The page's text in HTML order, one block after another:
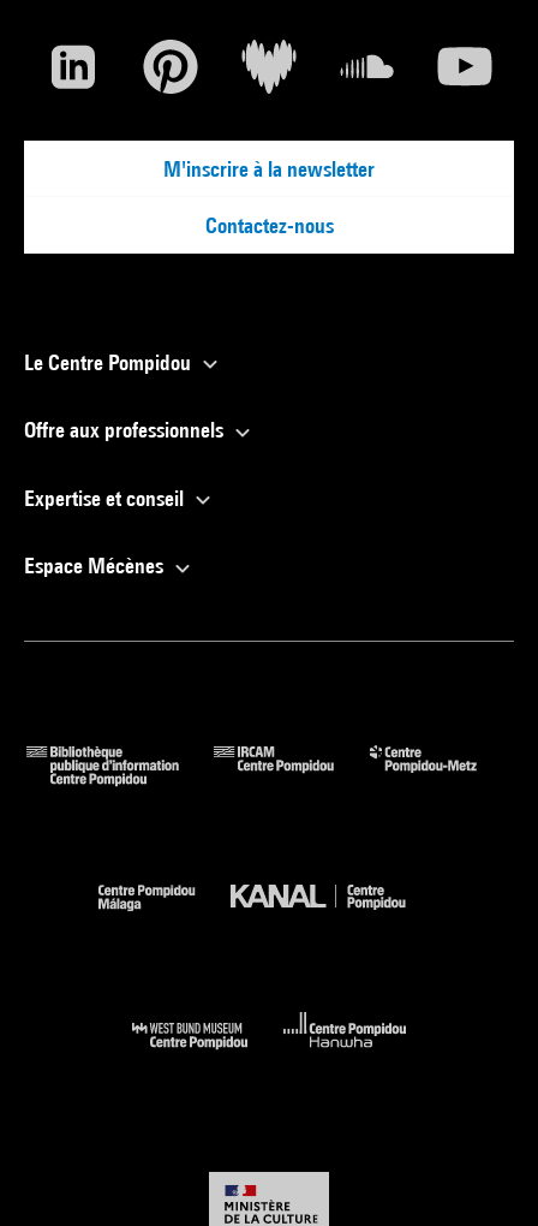
M'inscrire à la newsletter
Contactez-nous
Le Centre Pompidou
Offre aux professionnels
Expertise et conseil
Espace Mécènes